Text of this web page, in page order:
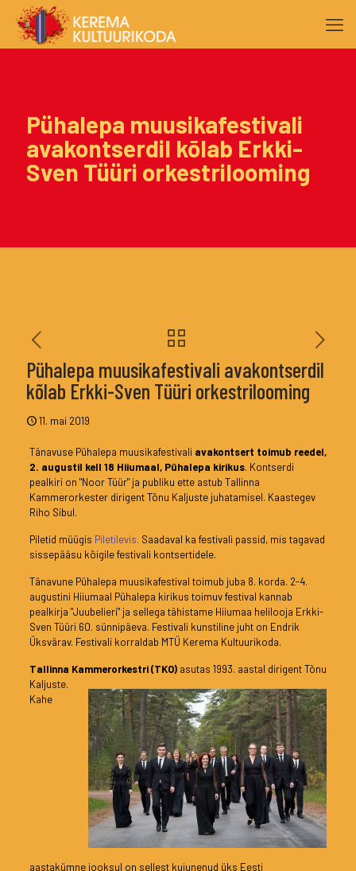
Pühalepa muusikafestivali
avakontserdil kõlab Erkki-
Sven Tüüri orkestrilooming
Pühalepa muusikafestivali avakontserdil
kõlab Erkki-Sven Tüüri orkestrilooming
11. mai 2019
Tänavuse Pühalepa muusikafestivali avakontsert toimub reedel,
2. augustil kell 18 Hiiumaal, Pühalepa kirikus. Kontserdi
pealkiri on "Noor Tüür" ja publiku ette astub Tallinna
Kammerorkester dirigent Tõnu Kaljuste juhatamisel. Kaastegev
Riho Sibul.
Piletid müügis Piletilevis. Saadaval ka festivali passid, mis tagavad
sissepääsu kõigile festivali kontsertidele.
Tänavune Pühalepa muusikafestival toimub juba 8. korda. 2-4.
augustini Hiiumaal Pühalepa kirikus toimuv festival kannab
pealkirja "Juubelieri" ja sellega tähistame Hiiumaa helilooja Erkki-
Sven Tüüri 60. sünnipäeva. Festivali kunstiline juht on Endrik
Üksvärav. Festivali korraldab MTÜ Kerema Kultuurikoda.
Tallinna Kammerorkestri (TKO)asutas 1993. aastal dirigent Tõnu
Kaljuste.
Kahe
aastakümne jooksul on sellest kujunenud üks Eesti